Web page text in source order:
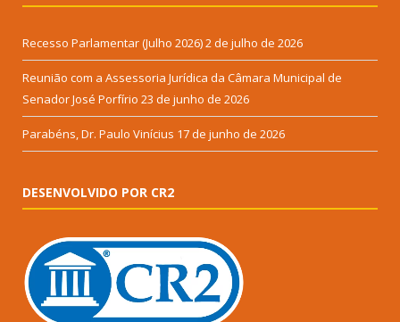
Recesso Parlamentar (Julho 2026)2 de julho de 2026
Reunião com a Assessoria Jurídica da Câmara Municipal de
Senador José Porfírio 23 de junho de 2026
Parabéns, Dr. Paulo Vinícius 17 de junho de 2026
DESENVOLVIDO POR CR2